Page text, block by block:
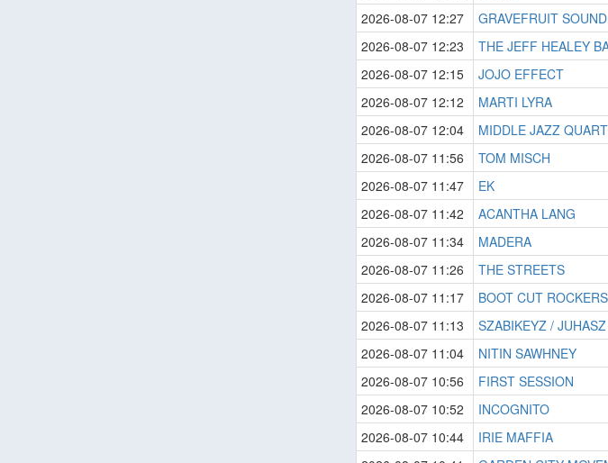
2026-08-07 12:27
GRAVEFRUIT SOUND
2026-08-07 12:23
THE JEFF HEALEY
2026-08-07 12:15
JOJO EFFECT
2026-08-07 12:12
MARTI LYRA
2026-08-07 12:04
MIDDLE JAZZ
2026-08-07 11:56
TOM MISCH
2026-08-07 11:47
EK
2026-08-07 11:42
ACANTHA LANG
2026-08-07 11:34
MADERA
2026-08-07 11:26
THE STREETS
2026-08-07 11:17
BOOT CUT ROCKERS
2026-08-07 11:13
SZABIKEYZ /
2026-08-07 11:04
NITIN SAWHNEY
2026-08-07 10:56
FIRST SESSION
2026-08-07 10:52
INCOGNITO
2026-08-07 10:44
IRIE MAFFIA